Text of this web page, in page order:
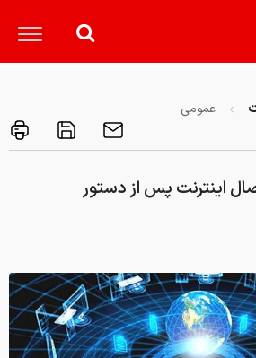
عمومی
اینترنت پس از دستور